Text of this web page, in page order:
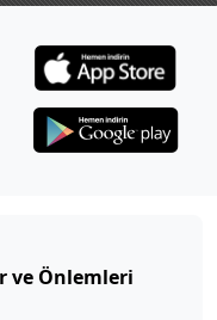
ve Önlemleri